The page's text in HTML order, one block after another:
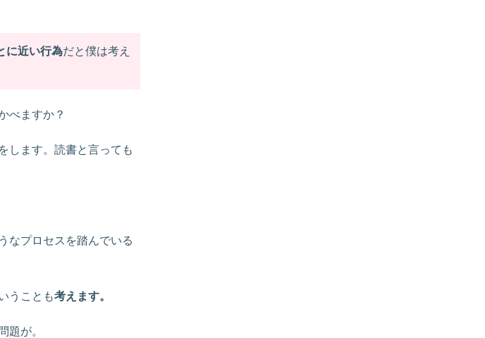
に近い行為だと僕は考え
べますか？
します。読書と言っても
なプロセスを踏んでいる
うことも考えます。
題が。